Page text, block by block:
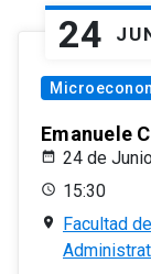
24
Emanuele
24 de
15:30
Facultad